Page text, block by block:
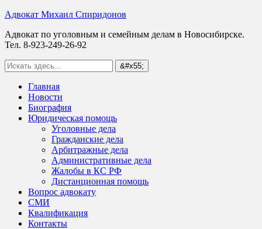
Адвокат Михаил Спиридонов
Адвокат по уголовным и семейным делам в Новосибирске.
Тел. 8-923-249-26-92
Главная
Новости
Биография
Юридическая помощь
Уголовные дела
Гражданские дела
Арбитражные дела
Административные дела
Жалобы в КС РФ
Дистанционная помощь
Вопрос адвокату
СМИ
Квалификация
Контакты